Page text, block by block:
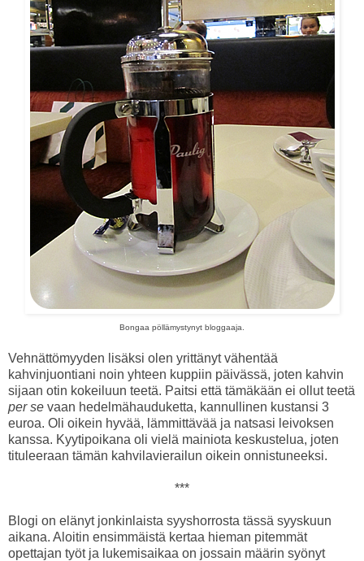
Bongaa pöllämystynyt bloggaaja.
Vehnättömyyden lisäksi olen yrittänyt vähentää
kahvinjuontiani noin yhteen kuppiin päivässä, joten kahvin
sijaan otin kokeiluun teetä. Paitsi että tämäkään ei ollut teetä
per se vaan hedelmähauduketta, kannullinen kustansi 3
euroa. Oli oikein hyvää, lämmittävää ja natsasi leivoksen
kanssa. Kyytipoikana oli vielä mainiota keskustelua, joten
tituleeraan tämän kahvilavierailun oikein onnistuneeksi.
***
Blogi on elänyt jonkinlaista syyshorrosta tässä syyskuun
aikana. Aloitin ensimmäistä kertaa hieman pitemmät
opettajan työt ja lukemisaikaa on jossain määrin syönyt